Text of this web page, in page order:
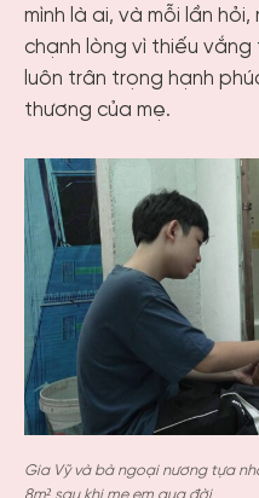
mình là ai, và mỗi lần hỏi,
chạnh lòng vì thiếu vắng
luôn trân trọng hạnh
thương của mẹ.
Gia Vỹ và bà ngoại nương tựa